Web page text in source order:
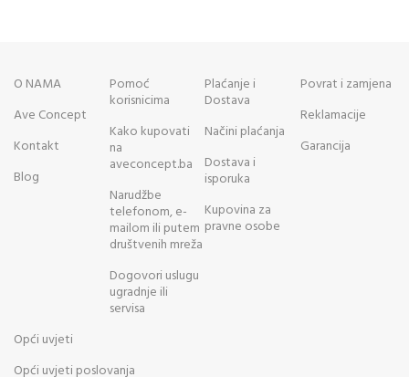
O NAMA
Ave Concept
Kontakt
Blog
Pomoć
korisnicima
Kako kupovati
na
aveconcept.ba
Narudžbe
telefonom, e-
mailom ili putem
društvenih mreža
Dogovori uslugu
ugradnje ili
servisa
Plaćanje i
Dostava
Načini plaćanja
Dostava i
isporuka
Kupovina za
pravne osobe
Povrat i zamjena
Reklamacije
Garancija
Opći uvjeti
Opći uvjeti poslovanja